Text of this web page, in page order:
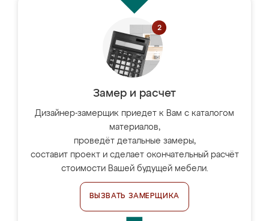
Замер и расчет
Дизайнер-замерщик приедет к Вам с каталогом
материалов,
проведёт детальные замеры,
составит проект и сделает окончательный расчёт
стоимости Вашей будущей мебели.
ВЫЗВАТЬ ЗАМЕРЩИКА